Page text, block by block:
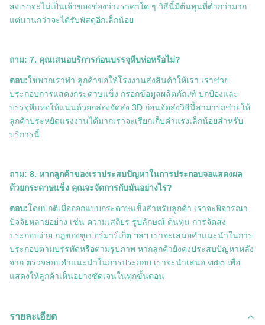
ส่งเราจะไม่เป็นเจ้าของช่องว่างราคาใด ๆ วิธีนี้มีต้นทุนที่ต่ำกว่ามาก
แต่นานกว่าจะได้รับพัสดุอีกเล็กน้อย
ถาม: 7. คุณเสนอบริการก่อนบรรจุหีบห่อหรือไม่?
ตอบ:ใช่พวกเราทำ.ลูกค้าขอให้โรงงานส่งสินค้าให้เรา เราช่วย
ประกอบการแสดงกระดาษแข็ง กรอกข้อมูลผลิตภัณฑ์ ปกป้องและ
บรรจุหีบห่อให้แน่นด้วยกล่องจัดส่ง 3D ก่อนจัดส่งวิธีนี้สามารถช่วยให้
ลูกค้าประหยัดแรงงานได้มากเราจะเรียกเก็บค่าแรงเล็กน้อยสำหรับ
บริการนี้
ถาม: 8. หากลูกค้าของเราประสบปัญหาในการประกอบจอแสดงผล
ด้วยกระดาษแข็ง คุณจะจัดการกับมันอย่างไร?
ตอบ:โดยปกติเมื่อออกแบบกระดาษแข็งสำหรับลูกค้า เราจะพิจารณา
ปัจจัยหลายอย่าง เช่น ความเสถียร รูปลักษณ์ ต้นทุน การจัดส่ง
ประกอบง่าย กฎของซูเปอร์มาร์เก็ต ฯลฯ เราจะเสนอคำแนะนำในการ
ประกอบตามบรรทัดหรือตามรูปภาพ หากลูกค้ายังคงประสบปัญหาหลัง
จาก ตรวจสอบคำแนะนำในการประกอบ เราจะนำเสนอ vidio เพื่อ
แสดงให้ลูกค้าเห็นอย่างชัดเจนในทุกขั้นตอน
รายละเอียด